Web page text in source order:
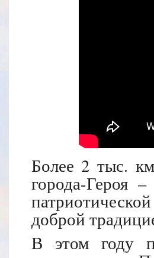
Более 2 тыс.
города-Героя
доброй
В этом году